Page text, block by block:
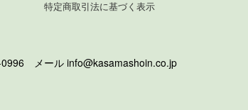
特定商取引法に基づく表示
メール info@kasamashoin.co.jp